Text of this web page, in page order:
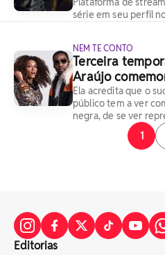
série em seu perfil
NEM TE CONTO
Terceira
Araújo
Ela acredita que o
público tem a ver
negra, de se ver
1
Editorias